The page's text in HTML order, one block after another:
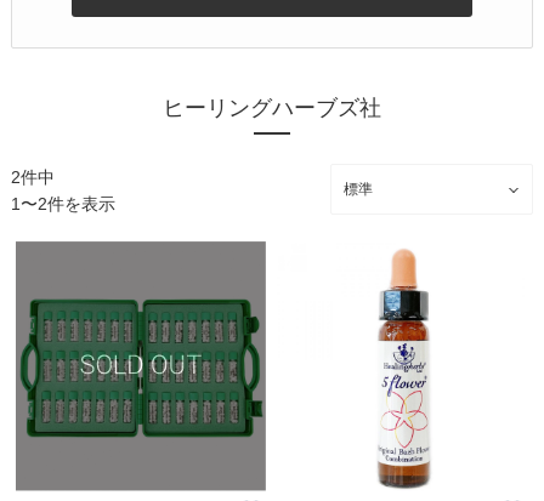
ヒーリングハーブズ社
2件中
1〜2件を表示